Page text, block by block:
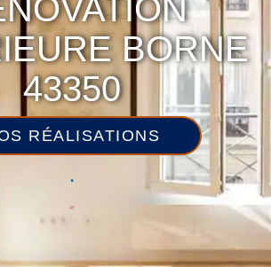
BORNE
43350
RÉALISATIONS